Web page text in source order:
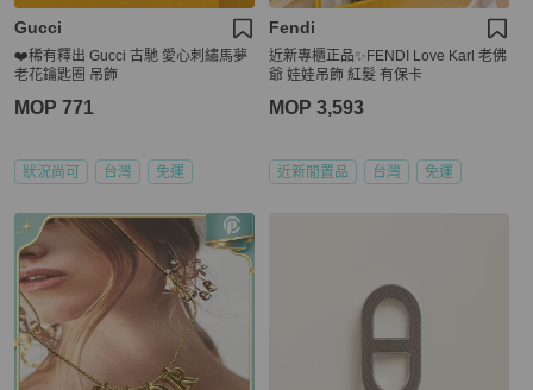
Gucci
❤️稀有釋出 Gucci 古馳 愛心刺繡馬夢
老花鑰匙圈 吊飾
MOP 771
狀況尚可 台灣 免運
Fendi
近新專櫃正品✨FENDI Love Karl 老佛
爺 娃娃吊飾 紅髮 有保卡
MOP 3,593
近新閒置品 台灣 免運